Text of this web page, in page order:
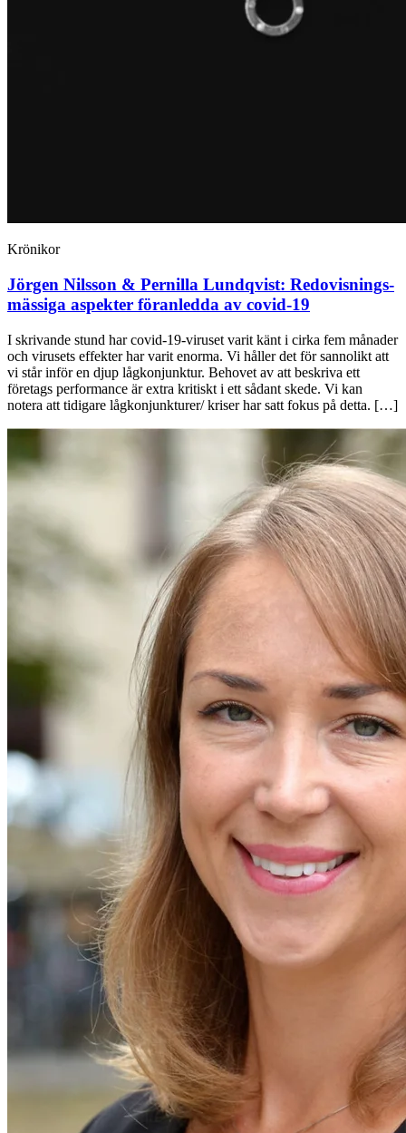
Krönikor
Jörgen Nilsson & Pernilla Lundqvist: Redovisnings­
mässiga aspekter föranledda av covid-19
I skrivande stund har covid-19-viruset varit känt i cirka fem månader
och virusets effekter har varit enorma. Vi håller det för sannolikt att
vi står inför en djup lågkonjunktur. Behovet av att beskriva ett
företags performance är extra kritiskt i ett sådant skede. Vi kan
notera att tidigare lågkonjunkturer/ kriser har satt fokus på detta. […]